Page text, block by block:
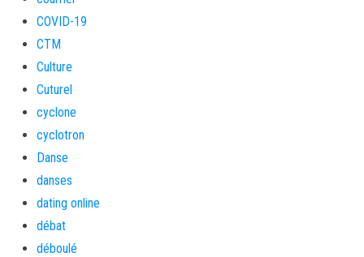
COVID-19
CTM
Culture
Cuturel
cyclone
cyclotron
Danse
danses
dating online
débat
déboulé